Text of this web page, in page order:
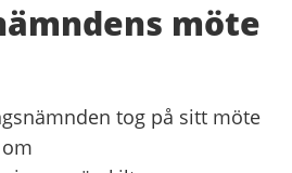
möte
tog på sitt möte